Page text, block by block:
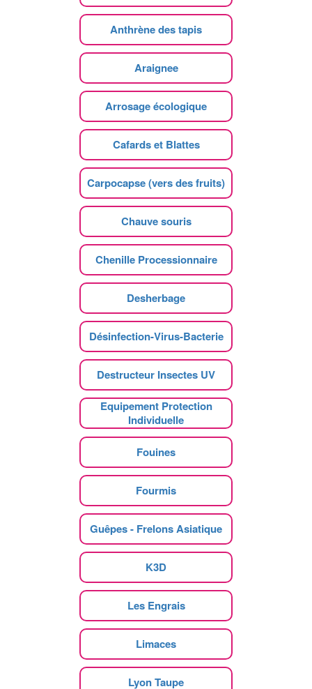
Anthrène des tapis
Araignee
Arrosage écologique
Cafards et Blattes
Carpocapse (vers des fruits)
Chauve souris
Chenille Processionnaire
Desherbage
Désinfection-Virus-Bacterie
Destructeur Insectes UV
Equipement Protection
Individuelle
Fouines
Fourmis
Guêpes - Frelons Asiatique
K3D
Les Engrais
Limaces
Lyon Taupe